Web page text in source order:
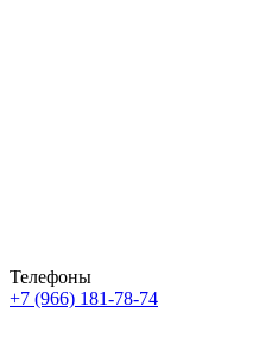
Телефоны
+7 (966) 181-78-74